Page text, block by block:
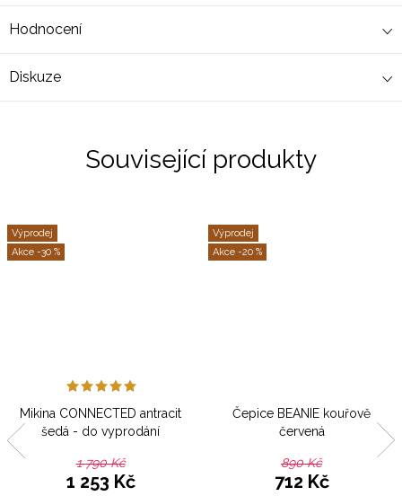
Hodnocení
Diskuze
Související produkty
Výprodej
-30 %
Mikina CONNECTED antracit
šedá - do vyprodání
1 790 Kč
1 253 Kč
Výprodej
-20 %
Čepice BEANIE kouřově
červená
890 Kč
712 Kč